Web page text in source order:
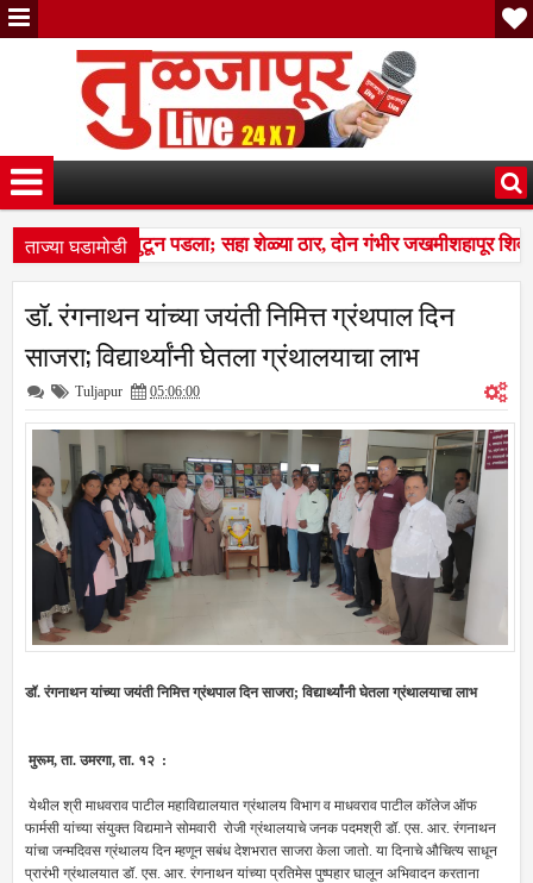
ताज्या घडामोडी
कळप शेळ्यांवर तुटून पडला; सहा शेळ्या ठार, दोन गंभीर जखमीशहापूर
बस देतो' म्हणत १७ लाखांचा गंडा; तुळजापूर तालुक्यातील दाम्पत्याची
कळप शेळ्यांवर तुटून पडला; सहा शेळ्या ठार, दोन गंभीर जखमीशहापूर
डॉ. रंगनाथन यांच्या जयंती निमित्त ग्रंथपाल दिन
साजरा; विद्यार्थ्यांनी घेतला ग्रंथालयाचा लाभ
Tuljapur 05:06:00
डॉ. रंगनाथन यांच्या जयंती निमित्त ग्रंथपाल दिन साजरा; विद्यार्थ्यांनी घेतला ग्रंथालयाचा लाभ
मुरूम, ता. उमरगा, ता. १२ :
येथील श्री माधवराव पाटील महाविद्यालयात ग्रंथालय विभाग व माधवराव पाटील कॉलेज ऑफ
फार्मसी यांच्या संयुक्त विद्यमाने सोमवारी रोजी ग्रंथालयाचे जनक पदमश्री डॉ. एस. आर. रंगनाथन
यांचा जन्मदिवस ग्रंथालय दिन म्हणून सबंध देशभरात साजरा केला जातो. या दिनाचे औचित्य साधून
प्रारंभी ग्रंथालयात डॉ. एस. आर. रंगनाथन यांच्या प्रतिमेस पुष्पहार घालून अभिवादन करताना